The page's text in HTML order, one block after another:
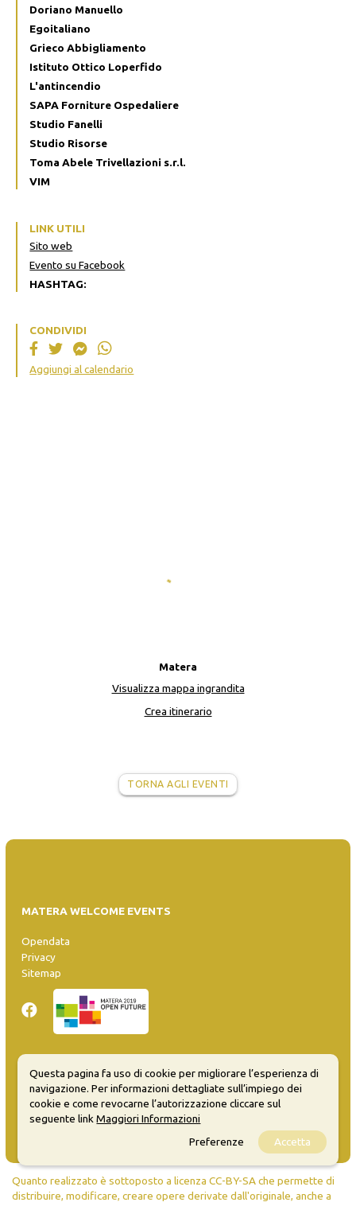
Doriano Manuello
Egoitaliano
Grieco Abbigliamento
Istituto Ottico Loperfido
L'antincendio
SAPA Forniture Ospedaliere
Studio Fanelli
Studio Risorse
Toma Abele Trivellazioni s.r.l.
VIM
LINK UTILI
Sito web
Evento su Facebook
HASHTAG:
CONDIVIDI
Aggiungi al calendario
Matera
Visualizza mappa ingrandita
Crea itinerario
TORNA AGLI EVENTI
MATERA WELCOME EVENTS
Opendata
Privacy
Sitemap
Inserisci evento
Guida
FAQ
info@materaevents.it
Quanto realizzato è sottoposto a licenza CC-BY-SA che permette di
distribuire, modificare, creare opere derivate dall'originale, anche a
Questa pagina fa uso di cookie per migliorare l’esperienza di
navigazione. Per informazioni dettagliate sull’impiego dei
cookie e come revocarne l’autorizzazione cliccare sul
seguente linkMaggiori Informazioni
Preferenze
Accetta